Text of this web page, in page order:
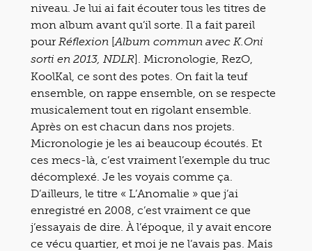
niveau. Je lui ai fait écouter tous les titres de
mon album avant qu’il sorte. Il a fait pareil
pourRéflexion [Album commun avec K.Oni
sorti en 2013, NDLR]. Micronologie, RezO,
KoolKal, ce sont des potes. On fait la teuf
ensemble, on rappe ensemble, on se respecte
musicalement tout en rigolant ensemble.
Après on est chacun dans nos projets.
Micronologie je les ai beaucoup écoutés. Et
ces mecs-là, c’est vraiment l’exemple du truc
décomplexé. Je les voyais comme ça.
D’ailleurs, le titre « L’Anomalie » que j’ai
enregistré en 2008, c’est vraiment ce que
j’essayais de dire. À l’époque, il y avait encore
ce vécu quartier, et moi je ne l’avais pas. Mais